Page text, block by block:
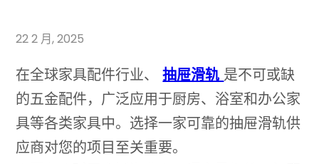
22 2 月, 2025
在全球家具配件行业、抽屉滑轨 是不可或缺
的五金配件，广泛应用于厨房、浴室和办公家
具等各类家具中。选择一家可靠的抽屉滑轨供
应商对您的项目至关重要。